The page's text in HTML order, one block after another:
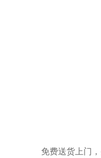
免费送货上门